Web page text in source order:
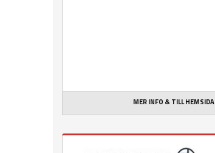
MER INFO & TILL HEMSIDA